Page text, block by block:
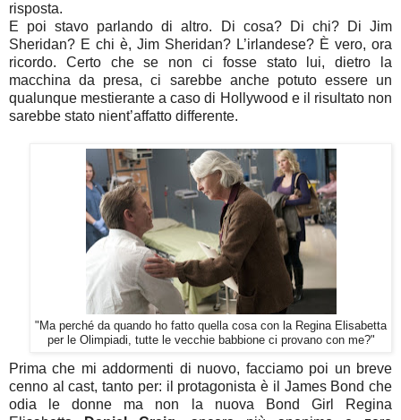
risposta.
E poi stavo parlando di altro. Di cosa? Di chi? Di Jim
Sheridan? E chi è, Jim Sheridan? L’irlandese? È vero, ora
ricordo. Certo che se non ci fosse stato lui, dietro la
macchina da presa, ci sarebbe anche potuto essere un
qualunque mestierante a caso di Hollywood e il risultato non
sarebbe stato nient’affatto differente.
"Ma perché da quando ho fatto quella cosa con la Regina Elisabetta
per le Olimpiadi, tutte le vecchie babbione ci provano con me?"
Prima che mi addormenti di nuovo, facciamo poi un breve
cenno al cast, tanto per: il protagonista è il James Bond che
odia le donne ma non la nuova Bond Girl Regina